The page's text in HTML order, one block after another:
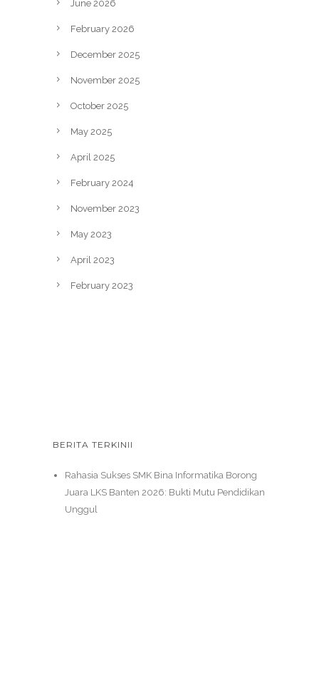
June 2026
February 2026
December 2025
November 2025
October 2025
May 2025
April 2025
February 2024
November 2023
May 2023
April 2023
February 2023
BERITA TERKINII
Rahasia Sukses SMK Bina Informatika Borong
Juara LKS Banten 2026: Bukti Mutu Pendidikan
Unggul